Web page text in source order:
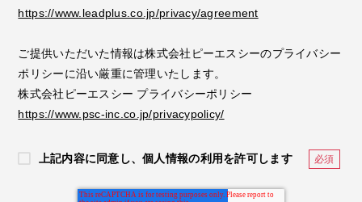
https://www.leadplus.co.jp/privacy/agreement
ご提供いただいた情報は株式会社ピーエスシーのプライバシー
ポリシーに沿い厳重に管理いたします。
株式会社ピーエスシー プライバシーポリシー
https://www.psc-inc.co.jp/privacypolicy/
上記内容に同意し、個人情報の利用を許可します